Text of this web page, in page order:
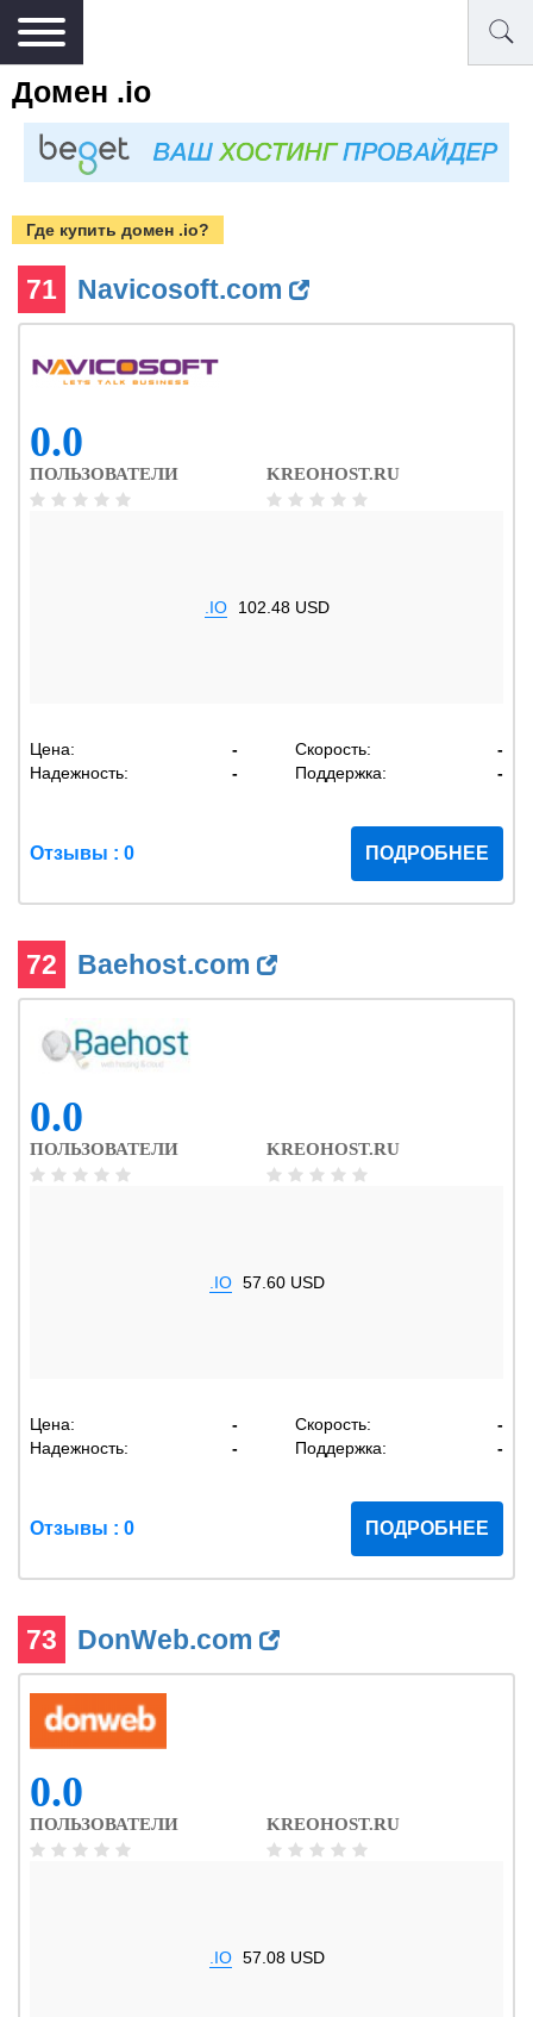
Домен .io
Где купить домен .io?
71 Navicosoft.com
0.0
ПОЛЬЗОВАТЕЛИ KREOHOST.RU
.IO 102.48 USD
Цена: - Скорость:
-
Надежность:
- Поддержка: -
Отзывы : 0 ПОДРОБНЕЕ
72 Baehost.com
0.0
ПОЛЬЗОВАТЕЛИ KREOHOST.RU
.IO 57.60 USD
Цена: - Скорость:
-
Надежность:
- Поддержка: -
Отзывы : 0 ПОДРОБНЕЕ
73 DonWeb.com
0.0
ПОЛЬЗОВАТЕЛИ KREOHOST.RU
.IO 57.08 USD